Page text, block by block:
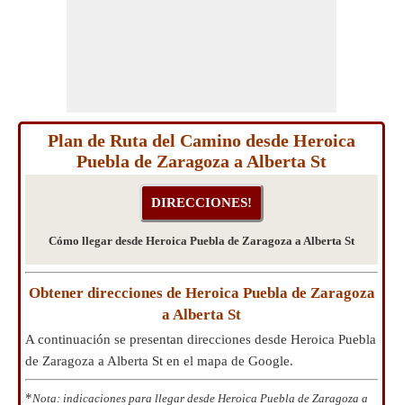
Plan de Ruta del Camino desde Heroica
Puebla de Zaragoza a Alberta St
Cómo llegar desde Heroica Puebla de Zaragoza a Alberta St
Obtener direcciones de Heroica Puebla de Zaragoza
a Alberta St
A continuación se presentan direcciones desde Heroica Puebla
de Zaragoza a Alberta St en el mapa de Google.
*Nota: indicaciones para llegar desde Heroica Puebla de Zaragoza a